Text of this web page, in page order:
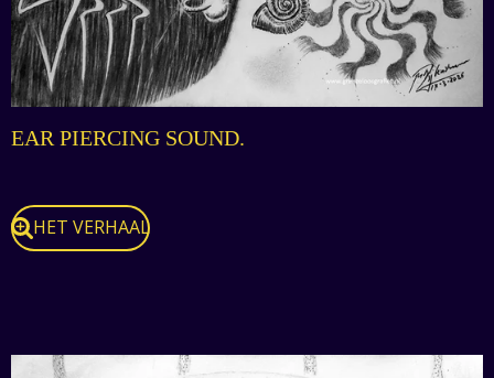
EAR PIERCING SOUND.
HET VERHAAL